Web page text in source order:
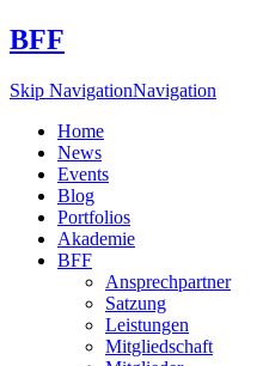
BFF
Skip NavigationNavigation
Home
News
Events
Blog
Portfolios
Akademie
BFF
Ansprechpartner
Satzung
Leistungen
Mitgliedschaft